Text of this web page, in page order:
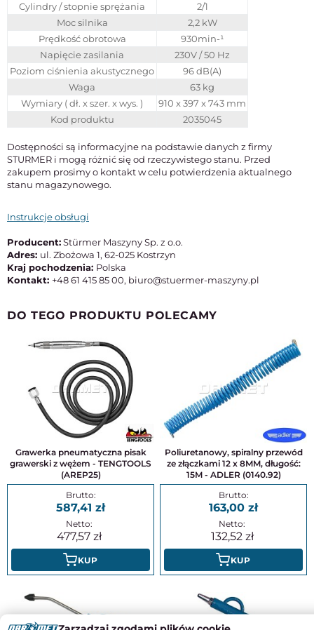
Cylindry / stopnie sprężania
2/1
Moc silnika
2,2 kW
Prędkość obrotowa
930min-¹
Napięcie zasilania
230V / 50 Hz
Poziom ciśnienia akustycznego
96 dB(A)
Waga
63 kg
Wymiary ( dł. x szer. x wys. )
910 x 397 x 743 mm
Kod produktu
2035045
Dostępności są informacyjne na podstawie danych z firmy
STURMER i mogą różnić się od rzeczywistego stanu. Przed
zakupem prosimy o kontakt w celu potwierdzenia aktualnego
stanu magazynowego.
Instrukcje obsługi
Producent:Stürmer Maszyny Sp. z o.o.
Adres: ul. Zbożowa 1, 62-025 Kostrzyn
Kraj pochodzenia: Polska
Kontakt: +48 61 415 85 00, biuro@stuermer-maszyny.pl
DO TEGO PRODUKTU POLECAMY
Grawerka pneumatyczna pisak
grawerski z wężem - TENGTOOLS
(AREP25)
587,41
477,57
KUP
Poliuretanowy, spiralny przewód
ze złączkami 12 x 8MM, długość:
15M - ADLER (0140.92)
163,00
132,52
KUP